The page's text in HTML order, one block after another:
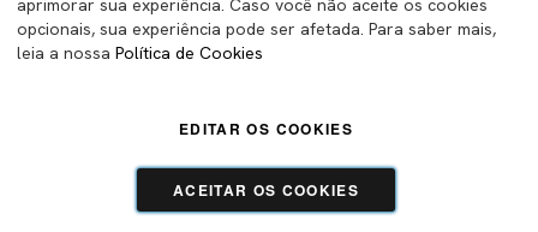
Tecnologia e Design:Dizy Commerce
aprimorar sua experiência. Caso você não aceite os cookies
opcionais, sua experiência pode ser afetada. Para saber mais,
leia a nossa Política de Cookies
ACEITAR OS COOKIES
EDITAR OS COOKIES